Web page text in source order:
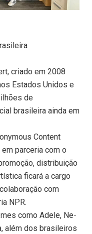
criado em 2008
Estados Unidos e
de
brasileira ainda em
Content
parceria com o
distribuição
ficará a cargo
com
NPR.
como Adele, Ne-
além dos brasileiros